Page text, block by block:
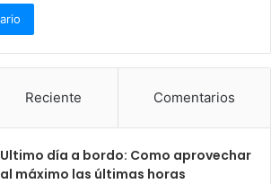
Reciente Comentarios
Ultimo día a bordo: Como aprovechar
al máximo las últimas horas